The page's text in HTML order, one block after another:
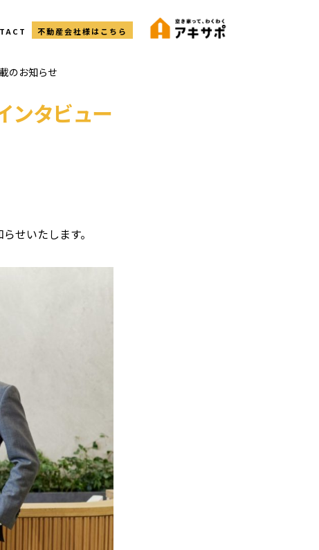
不動産会社様はこちら
のお知らせ
ンタビュー
せいたします。